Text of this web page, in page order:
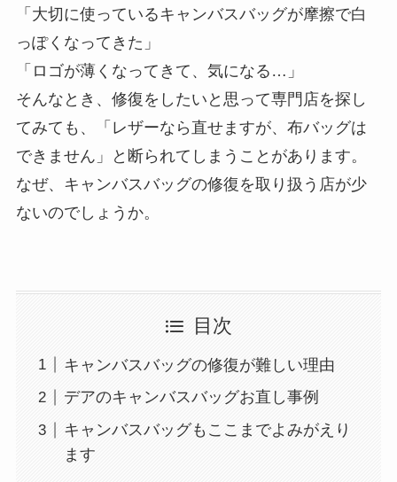
「大切に使っているキャンバスバッグが摩擦で白
っぽくなってきた」
「ロゴが薄くなってきて、気になる…」
そんなとき、修復をしたいと思って専門店を探し
てみても、「レザーなら直せますが、布バッグは
できません」と断られてしまうことがあります。
なぜ、キャンバスバッグの修復を取り扱う店が少
ないのでしょうか。
目次
キャンバスバッグの修復が難しい理由
デアのキャンバスバッグお直し事例
キャンバスバッグもここまでよみがえり
ます